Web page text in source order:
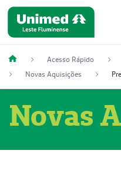
Acesso Rápido
Novas Aquisições
Novas